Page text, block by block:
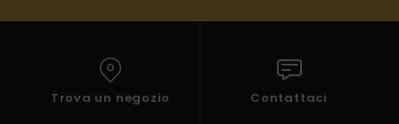
Trova un negozio Contattaci